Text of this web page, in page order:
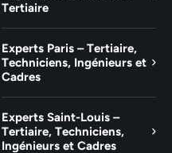
Tertiaire
Experts Paris – Tertiaire,
Techniciens, Ingénieurs et
Cadres
Experts Saint-Louis –
Tertiaire, Techniciens,
Ingénieurs et Cadres